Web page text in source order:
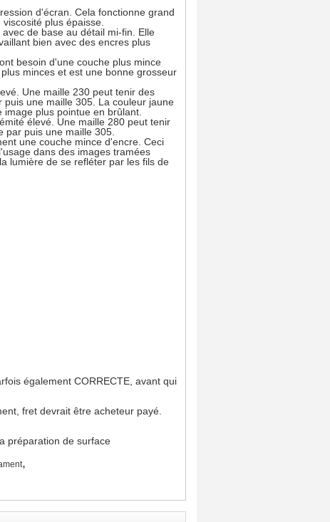
d'écran. Cela fonctionne grand
plus épaisse.
de base au détail mi-fin. Elle
bien avec des encres plus
besoin d'une couche plus mince
minces et est une bonne grosseur
Une maille 230 peut tenir des
une maille 305. La couleur jaune
plus pointue en brûlant.
élevé. Une maille 280 peut tenir
puis une maille 305.
une couche mince d'encre. Ceci
dans des images tramées
lumière de se refléter par les fils de
également CORRECTE, avant qui
fret devrait être acheteur payé.
,